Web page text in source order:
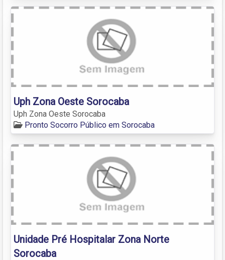
Uph Zona Oeste Sorocaba
Uph Zona Oeste Sorocaba
Pronto Socorro Público em Sorocaba
Unidade Pré Hospitalar Zona Norte
Sorocaba